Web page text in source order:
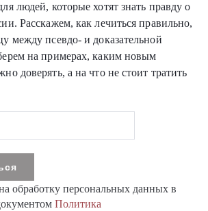
людей, которые хотят знать правду о
Расскажем, как лечиться правильно,
между псевдо- и доказательной
на примерах, каким новым
доверять, а на что не стоит тратить
обработку персональных данных в
Политика